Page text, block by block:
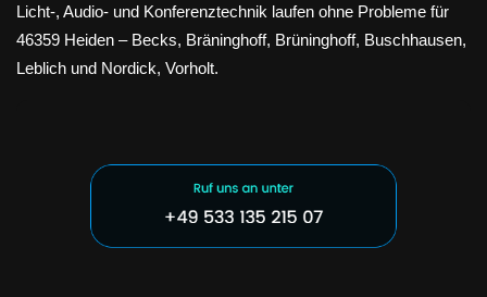
Licht-, Audio- und Konferenztechnik laufen ohne Probleme für
46359 Heiden – Becks, Bräninghoff, Brüninghoff, Buschhausen,
Leblich und Nordick, Vorholt.